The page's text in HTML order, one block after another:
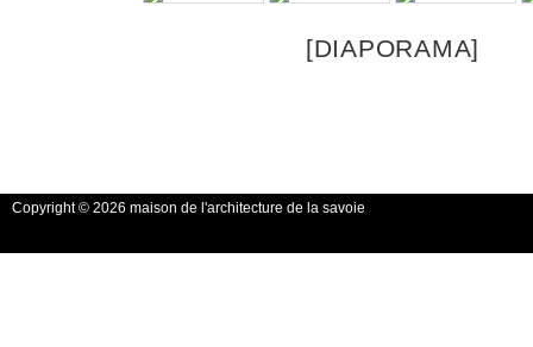
[DIAPORAMA]
Copyright © 2026 maison de l'architecture de la savoie